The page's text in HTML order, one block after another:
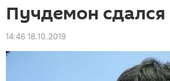
Пучдемон
14:46 18.10.2019